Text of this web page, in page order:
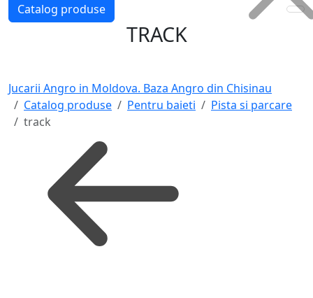
Catalog produse
TRACK
Jucarii Angro in Moldova. Baza Angro din Chisinau
Catalog produse
Pentru baieti
Pista si parcare
track